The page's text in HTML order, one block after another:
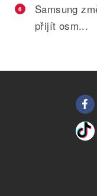
6
Samsung
přijít osm...